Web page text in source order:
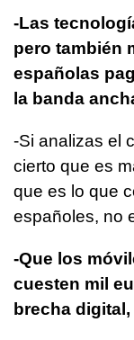
-Las
pero también
españolas
la banda
-Si analizas el
cierto que es
que es lo que
españoles, no
-Que los
cuesten mil
brecha